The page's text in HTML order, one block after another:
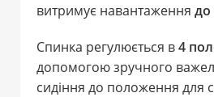
витримує навантаження до
Спинка регулюється в4
допомогою зручного
сидіння до положення для